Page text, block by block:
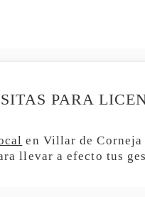
PARA
en Villar de Corneja
llevar a efecto tus